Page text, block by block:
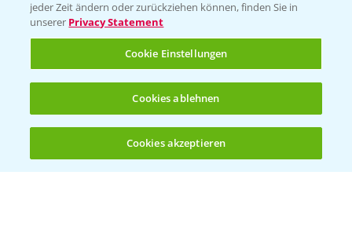
(noch 4)
Infos
LINKS
Apps
Wetter Aktuell
jeder Zeit ändern oder zurückziehen können, finden Sie in
unserer Privacy Statement
Cookie Einstellungen
Cookies ablehnen
Cookies akzeptieren